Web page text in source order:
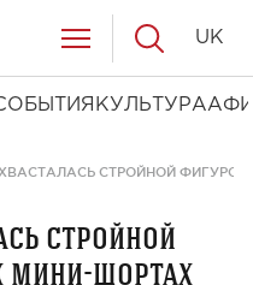
КУЛЬТУРА
UK
СТРОЙНОЙ
стройной
мини-шортах